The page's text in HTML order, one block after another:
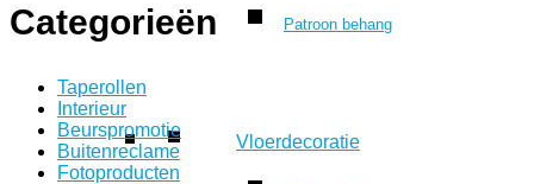
Patroon behang
Vloerdecoratie
Categorieën
Taperollen
Interieur
Beurspromotie
Buitenreclame
Fotoproducten